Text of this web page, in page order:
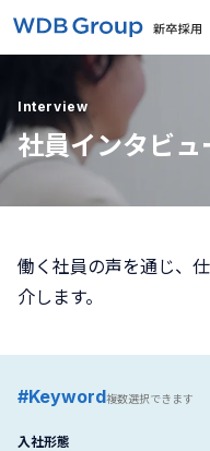
Interview
社員インタビュ
働く社員の声を通じ、
介します。
#Keyword複数選択できます
入社形態